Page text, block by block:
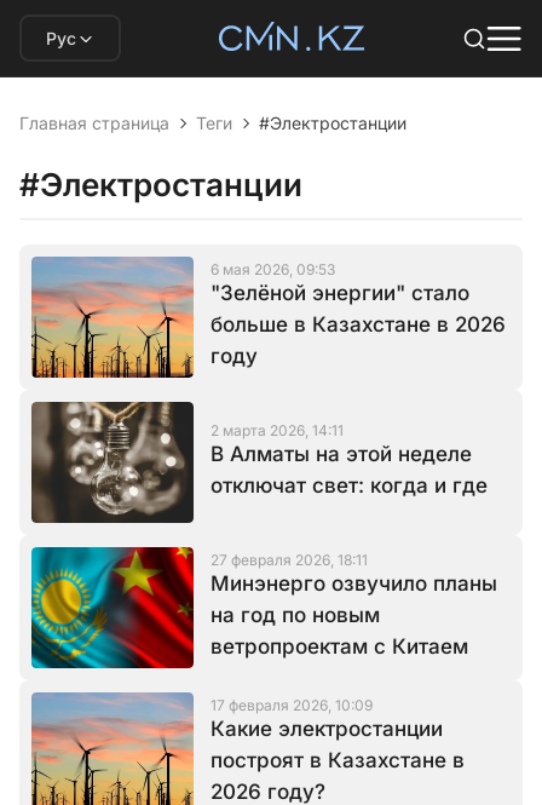
Рус
Главная страница Теги #Электростанции
#Электростанции
6 мая 2026, 09:53
"Зелёной энергии" стало
больше в Казахстане в 2026
году
2 марта 2026, 14:11
В Алматы на этой неделе
отключат свет: когда и где
27 февраля 2026, 18:11
Минэнерго озвучило планы
на год по новым
ветропроектам с Китаем
17 февраля 2026, 10:09
Какие электростанции
построят в Казахстане в
2026 году?